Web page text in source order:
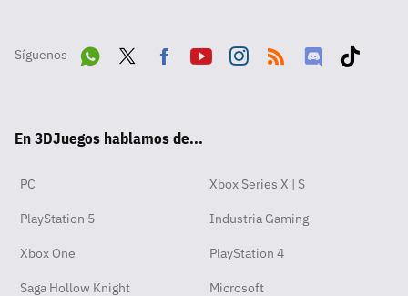
Síguenos
pp
ok
En 3DJuegos hablamos de...
PC Xbox Series X | S
PlayStation 5 Industria Gaming
Xbox One PlayStation 4
Saga Hollow Knight Microsoft